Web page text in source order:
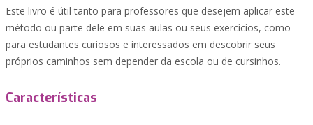
Este livro é útil tanto para professores que desejem aplicar este
método ou parte dele em suas aulas ou seus exercícios, como
para estudantes curiosos e interessados em descobrir seus
próprios caminhos sem depender da escola ou de cursinhos.
Características